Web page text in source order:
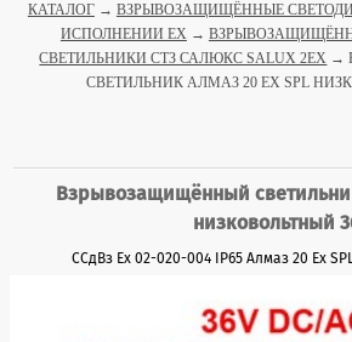
КАТАЛОГ→ ВЗРЫВОЗАЩИЩЁННЫЕ
ИСПОЛНЕНИИ EX→
СВЕТИЛЬНИКИ СТЗ САЛЮКС SALUX 2EX →
СВЕТИЛЬНИК АЛМАЗ 20 ЕХ SPL
Взрывозащищённый
низковольтный
ССдВз Ех 02-020-004 IP65 Алмаз 20 Ех